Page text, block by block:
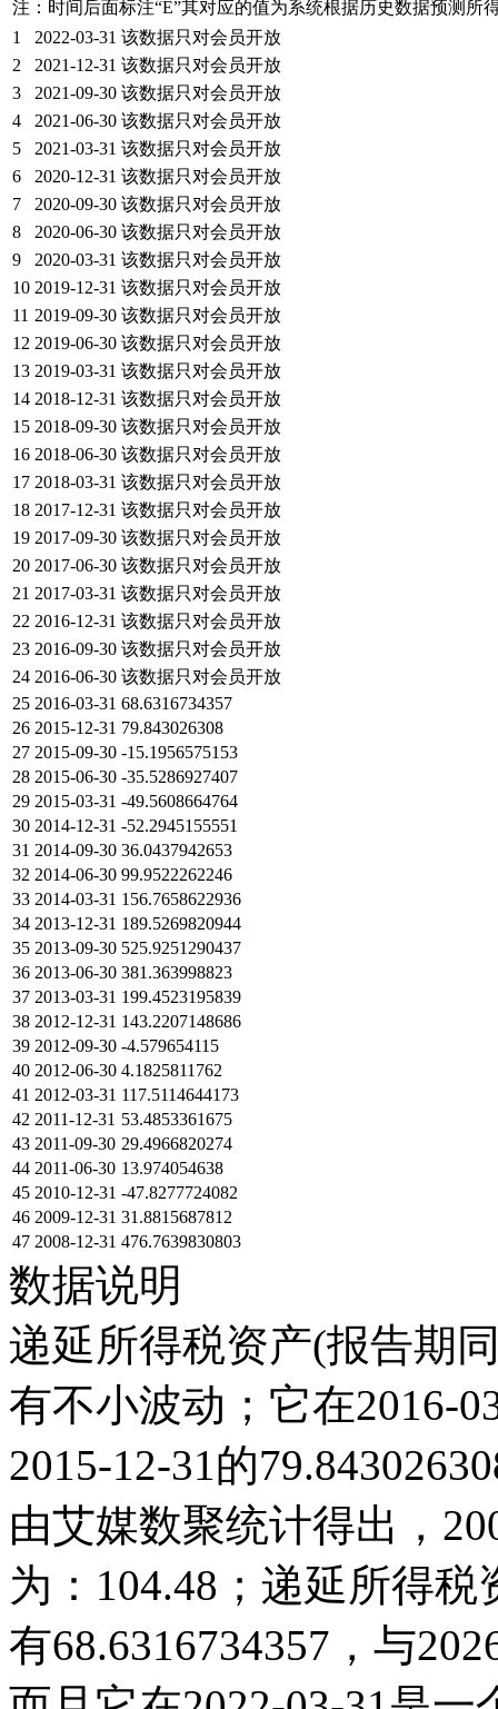
注：时间后面标注“E”其对应的值为系统根据历史数据预测所
1
2022-03-31 该数据只对会员开放
2
2021-12-31 该数据只对会员开放
3
2021-09-30 该数据只对会员开放
4
2021-06-30 该数据只对会员开放
5
2021-03-31 该数据只对会员开放
6
2020-12-31 该数据只对会员开放
7
2020-09-30 该数据只对会员开放
8
2020-06-30 该数据只对会员开放
9
2020-03-31 该数据只对会员开放
10 2019-12-31 该数据只对会员开放
11 2019-09-30 该数据只对会员开放
12 2019-06-30 该数据只对会员开放
13 2019-03-31 该数据只对会员开放
14 2018-12-31 该数据只对会员开放
15 2018-09-30 该数据只对会员开放
16 2018-06-30 该数据只对会员开放
17 2018-03-31 该数据只对会员开放
18 2017-12-31 该数据只对会员开放
19 2017-09-30 该数据只对会员开放
20 2017-06-30 该数据只对会员开放
21 2017-03-31 该数据只对会员开放
22 2016-12-31 该数据只对会员开放
23 2016-09-30 该数据只对会员开放
24 2016-06-30 该数据只对会员开放
25 2016-03-31 68.6316734357
26 2015-12-31 79.843026308
27 2015-09-30 -15.1956575153
28 2015-06-30 -35.5286927407
29 2015-03-31 -49.5608664764
30 2014-12-31 -52.2945155551
31 2014-09-30 36.0437942653
32 2014-06-30 99.9522262246
33 2014-03-31 156.7658622936
34 2013-12-31 189.5269820944
35 2013-09-30 525.9251290437
36 2013-06-30 381.363998823
37 2013-03-31 199.4523195839
38 2012-12-31 143.2207148686
39 2012-09-30 -4.579654115
40 2012-06-30 4.1825811762
41 2012-03-31 117.5114644173
42 2011-12-31 53.4853361675
43 2011-09-30 29.4966820274
44 2011-06-30 13.974054638
45 2010-12-31 -47.8277724082
46 2009-12-31 31.8815687812
47 2008-12-31 476.7639830803
数据说明
递延所得税资产(报告期
有不小波动；它在2016-
2015-12-31的
由艾媒数聚统计得出，
为：104.48；递延所得
有68.6316734357，与